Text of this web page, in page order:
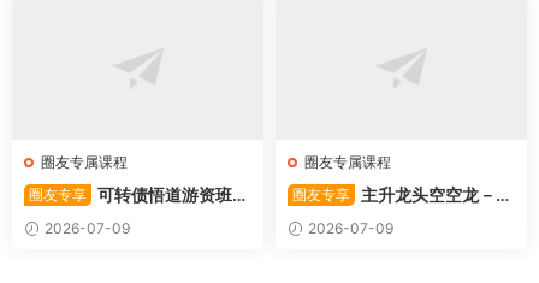
圈友专属课程
圈友专享 可转债悟道游资班出
奇系列悟道系列守正系列课程-
卓妍
2026-07-09
圈友专属课程
圈友专享
主升龙头空空龙－竞
价抢筹盘口的量化公式与十几
年的体系干货，全篇2026061
2026-07-09